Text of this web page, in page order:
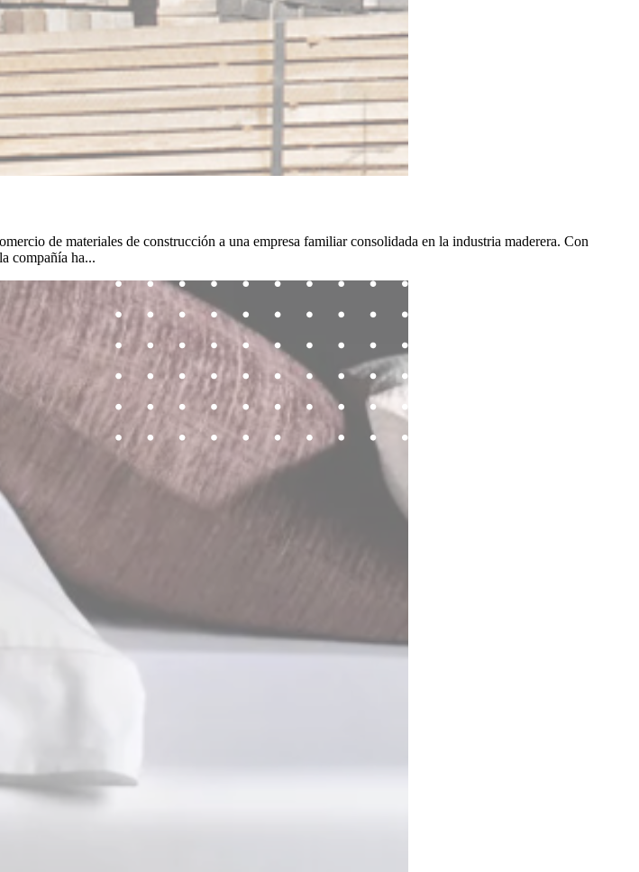
de materiales de construcción a una empresa familiar consolidada en la industria maderera. Con
compañía ha...